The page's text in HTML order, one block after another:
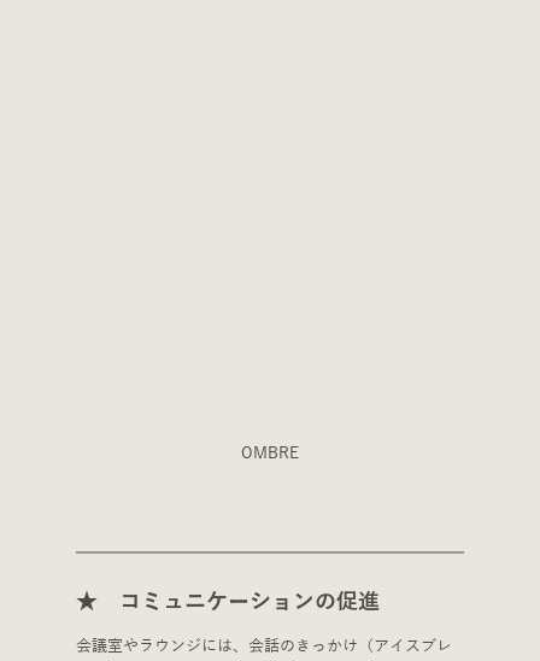
OMBRE
★　コミュニケーションの促進
会議室やラウンジには、会話のきっかけ（アイスブレ